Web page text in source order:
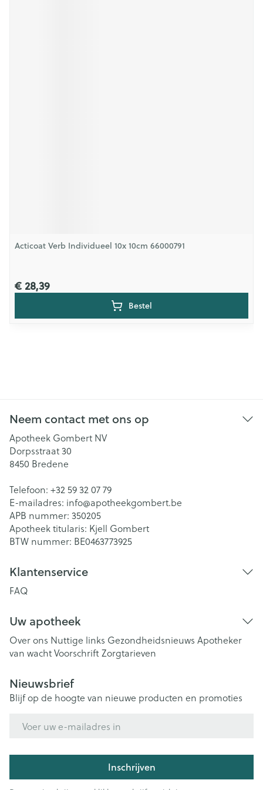
Acticoat Verb Individueel 10x 10cm 66000791
€ 28,39
Bestel
Neem contact met ons op
Apotheek Gombert NV
Dorpsstraat 30
8450 Bredene
Telefoon: +32 59 32 07 79
E-mailadres: info@apotheekgombert.be
APB nummer: 350205
Apotheek titularis: Kjell Gombert
BTW nummer: BE0463773925
Klantenservice
FAQ
Uw apotheek
Over ons Nuttige links Gezondheidsnieuws Apotheker
van wachtVoorschriftZorgtarieven
Nieuwsbrief
Blijf op de hoogte van nieuwe producten en promoties
Inschrijven